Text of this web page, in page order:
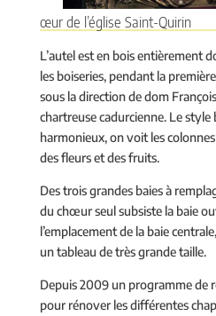
œur de l’église Saint-Quirin
L’autel est en bois entièrement
les boiseries, pendant la
sous la direction de dom
chartreuse cadurcienne. Le
harmonieux, on voit les
des fleurs et des fruits.
Des trois grandes baies à
du chœur seul subsiste la baie
l’emplacement de la baie
un tableau de très grande taille.
Depuis 2009 un programme de
pour rénover les différentes